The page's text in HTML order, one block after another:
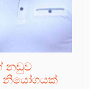
නඩුව
නියෝගයක්